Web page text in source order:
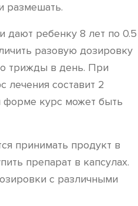
размешать.
дают ребенку 8 лет по 0.5
разовую дозировку
трижды в день. При
лечения составит 2
форме курс может быть
принимать продукт в
препарат в капсулах.
с различными